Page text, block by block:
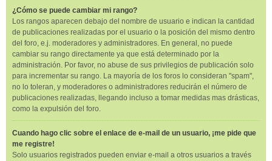
¿Cómo se puede cambiar mi rango?
Los rangos aparecen debajo del nombre de usuario e indican la cantidad
de publicaciones realizadas por el usuario o la posición del mismo dentro
del foro, e.j. moderadores y administradores. En general, no puede
cambiar su rango directamente ya que está determinado por la
administración. Por favor, no abuse de sus privilegios de publicación solo
para incrementar su rango. La mayoría de los foros lo consideran "spam",
no lo toleran, y moderadores o administradores reducirán el número de
publicaciones realizadas, llegando incluso a tomar medidas mas drásticas,
como la expulsión del foro.
Cuando hago clic sobre el enlace de e-mail de un usuario, ¡me pide que
me registre!
Solo usuarios registrados pueden enviar e-mail a otros usuarios a través